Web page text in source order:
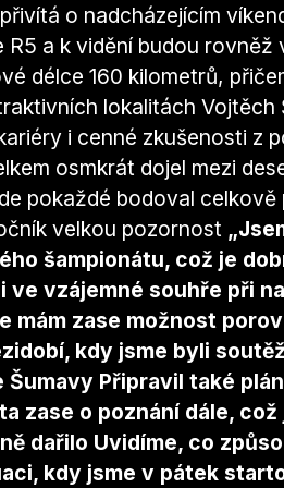
o nadcházejícím
a k vidění budou
délce 160 kilometrů,
lokalitách
i cenné zkušenosti z
osmkrát dojel mezi
pokaždé bodoval
velkou pozornost
šampionátu, což je
ve vzájemné souhře při
mám zase možnost
kdy jsme byli
Šumavy Připravil také
zase o poznání dále,
dařilo Uvidíme, co
kdy jsme v pátek